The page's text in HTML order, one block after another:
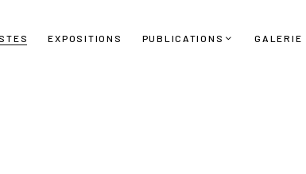
EXPOSITIONS PUBLICATIONS GALERIE